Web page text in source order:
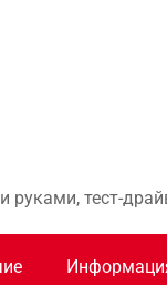
руками, тест-